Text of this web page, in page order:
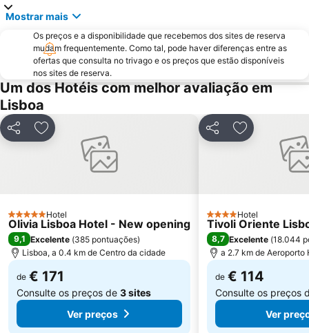
Lagoa de Albufeira
Oceanário de Lisboa
Praia da Caparica
Fundaçao Champalimaud
Alvalade
Praça do Rossio
Gare do Oriente
Centro Colombo
Estádio José Alvalade
Wonderland Lisboa
Praça do Comércio
Mostrar mais
Os preços e a disponibilidade que recebemos dos sites de reserva
mudam frequentemente. Como tal, pode haver diferenças entre as
ofertas que consulta no trivago e os preços que estão disponíveis
nos sites de reserva.
Um dos Hotéis com melhor avaliação em
Lisboa
PartilharAdicionar aos favoritos
5 EstrelasHotel
Olivia Lisboa Hotel - New opening
9,1 Excelente (385 pontuações)
Lisboa, a 0.4 km de Centro da cidade
de € 171
Consulte os preços de 3 sites
Ver preços
PartilharAdicionar
4 Estrelas
Hotel
Tivoli Oriente
8,7 Excelente (18.044
a 2.7 km de Aeroporto
de € 114
Consulte os preços
Ver